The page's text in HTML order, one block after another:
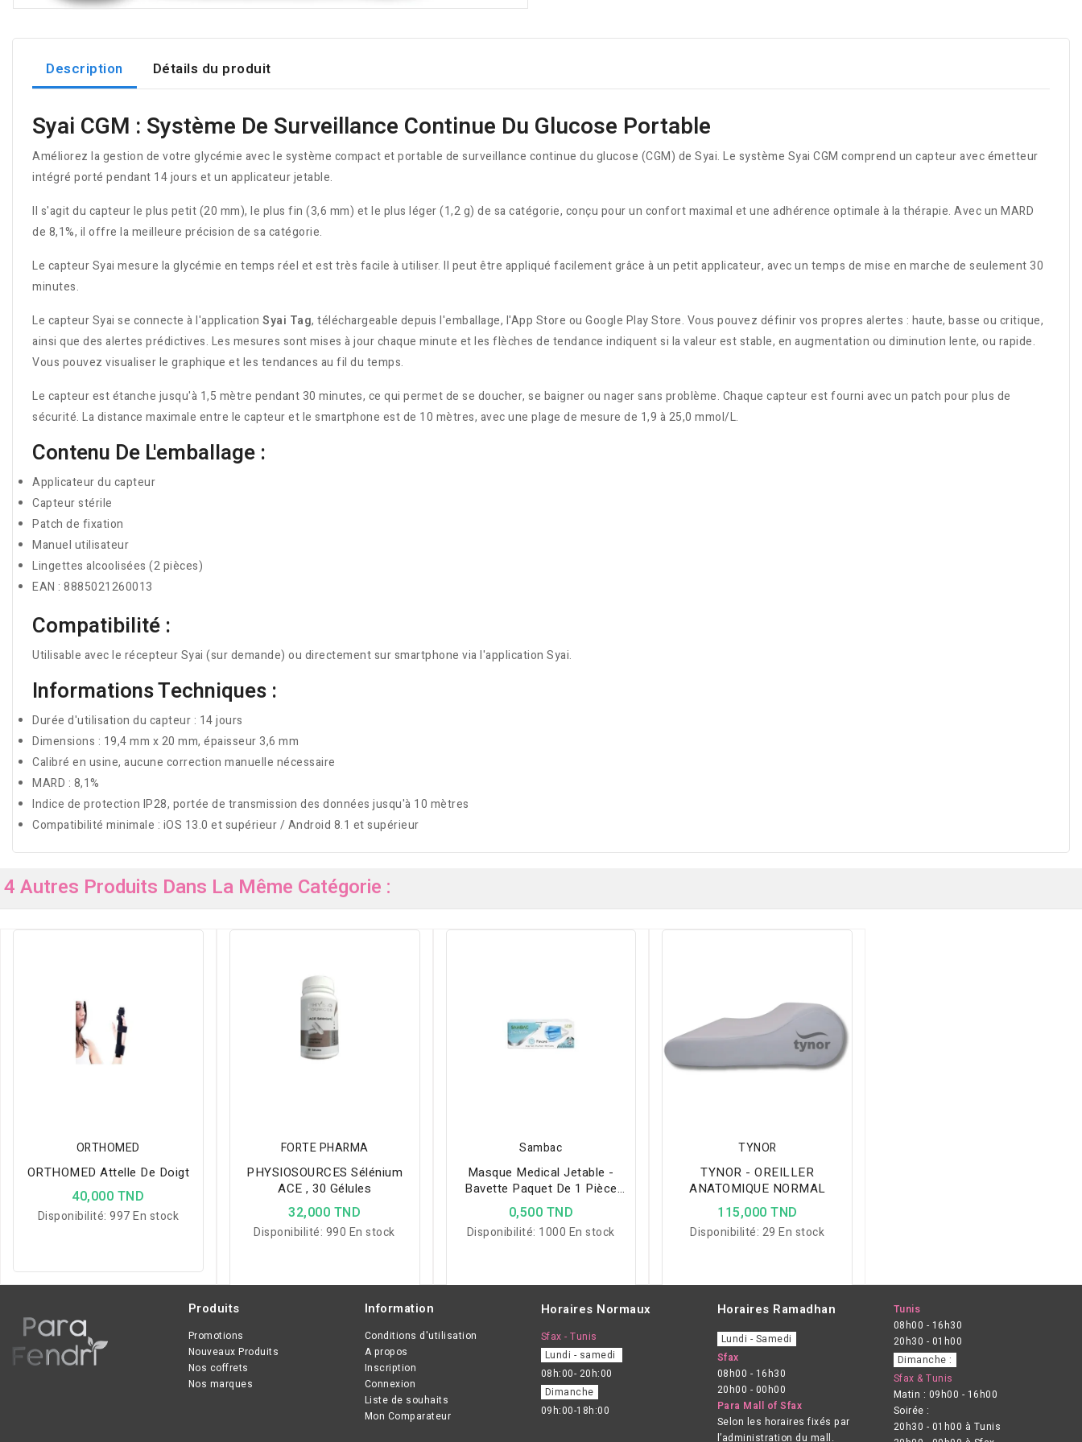
Description Détails du produit
Syai CGM : Système De Surveillance Continue Du Glucose Portable
Améliorez la gestion de votre glycémie avec le système compact et portable de surveillance continue du glucose (CGM) de Syai. Le système Syai CGM comprend un capteur avec émetteur
intégré porté pendant 14 jours et un applicateur jetable.
Il s'agit du capteur le plus petit (20 mm), le plus fin (3,6 mm) et le plus léger (1,2 g) de sa catégorie, conçu pour un confort maximal et une adhérence optimale à la thérapie. Avec un MARD
de 8,1%, il offre la meilleure précision de sa catégorie.
Le capteur Syai mesure la glycémie en temps réel et est très facile à utiliser. Il peut être appliqué facilement grâce à un petit applicateur, avec un temps de mise en marche de seulement 30
minutes.
Le capteur Syai se connecte à l'application Syai Tag, téléchargeable depuis l'emballage, l'App Store ou Google Play Store. Vous pouvez définir vos propres alertes : haute, basse ou critique,
ainsi que des alertes prédictives. Les mesures sont mises à jour chaque minute et les flèches de tendance indiquent si la valeur est stable, en augmentation ou diminution lente, ou rapide.
Vous pouvez visualiser le graphique et les tendances au fil du temps.
Le capteur est étanche jusqu'à 1,5 mètre pendant 30 minutes, ce qui permet de se doucher, se baigner ou nager sans problème. Chaque capteur est fourni avec un patch pour plus de
sécurité. La distance maximale entre le capteur et le smartphone est de 10 mètres, avec une plage de mesure de 1,9 à 25,0 mmol/L.
Contenu De L'emballage :
Applicateur du capteur
Capteur stérile
Patch de fixation
Manuel utilisateur
Lingettes alcoolisées (2 pièces)
EAN : 8885021260013
Compatibilité :
Utilisable avec le récepteur Syai (sur demande) ou directement sur smartphone via l'application Syai.
Informations Techniques :
Durée d'utilisation du capteur : 14 jours
Dimensions : 19,4 mm x 20 mm, épaisseur 3,6 mm
Calibré en usine, aucune correction manuelle nécessaire
MARD : 8,1%
Indice de protection IP28, portée de transmission des données jusqu'à 10 mètres
Compatibilité minimale : iOS 13.0 et supérieur / Android 8.1 et supérieur
4 Autres Produits Dans La Même Catégorie :
ORTHOMED
ORTHOMED Attelle De Doigt
40,000 TND
Disponibilité:997 En stock
FORTE PHARMA
PHYSIOSOURCES Sélénium
ACE , 30 Gélules
32,000 TND
Disponibilité: 990 En stock
Sambac
Masque Medical Jetable -
Bavette Paquet De 1 Pièce
Avec Emballage Unitaire
0,500 TND
Disponibilité: 1000 En stock
TYNOR
TYNOR - OREILLER
ANATOMIQUE NORMAL
115,000 TND
Disponibilité: 29 En stock
Produits
Promotions
Nouveaux Produits
Nos coffrets
Nos marques
Information
Conditions d'utilisation
A propos
Inscription
Connexion
Liste de souhaits
Mon Comparateur
Horaires Normaux
Sfax - Tunis
Lundi - samedi
08h:00- 20h:00
Dimanche
09h:00-18h:00
Horaires Ramadhan
Lundi - Samedi
Sfax
08h00 - 16h30
20h00 - 00h00
Para Mall of Sfax
Selon les horaires fixés par
l’administration du mall.
Tunis
08h00 - 16h30
20h30 - 01h00
Dimanche :
Sfax & Tunis
Matin : 09h00 - 16h00
Soirée :
20h30 - 01h00 à Tunis